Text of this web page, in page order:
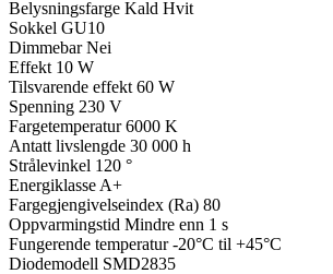
Belysningsfarge Kald Hvit
Sokkel GU10
Dimmebar Nei
Effekt 10 W
Tilsvarende effekt 60 W
Spenning 230 V
Fargetemperatur 6000 K
Antatt livslengde 30 000 h
Strålevinkel 120 °
Energiklasse A+
Fargegjengivelseindex (Ra) 80
Oppvarmingstid Mindre enn 1 s
Fungerende temperatur -20°C til +45°C
Diodemodell SMD2835